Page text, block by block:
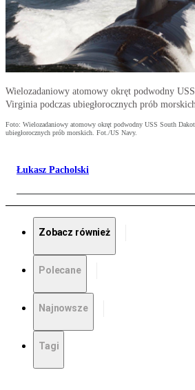
Wielozadaniowy atomowy okręt podwodny
Virginia podczas ubiegłorocznych prób
Foto: Wielozadaniowy atomowy okręt podwodny USS South
ubiegłorocznych prób morskich. Fot./US Navy.
Łukasz Pacholski
Zobacz również
Polecane
Najnowsze
Tagi